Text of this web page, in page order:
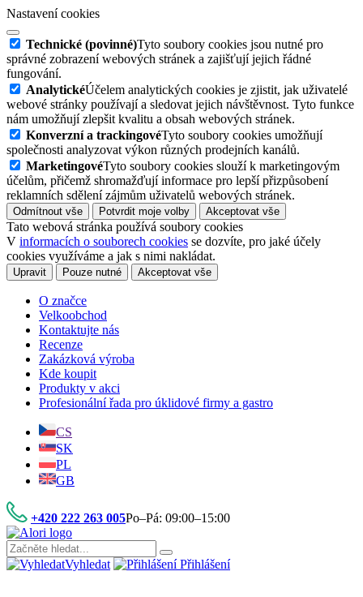
Nastavení cookies
Technické (povinné)Tyto soubory cookies jsou nutné pro
správné zobrazení webových stránek a zajišťují jejich řádné
fungování.
AnalytickéÚčelem analytických cookies je zjistit, jak uživatelé
webové stránky používají a sledovat jejich návštěvnost. Tyto funkce
nám umožňují zlepšit kvalitu a obsah webových stránek.
Konverzní a trackingovéTyto soubory cookies umožňují
společnosti analyzovat výkon různých prodejních kanálů.
MarketingovéTyto soubory cookies slouží k marketingovým
účelům, přičemž shromažďují informace pro lepší přizpůsobení
reklamních sdělení zájmům uživatelů webových stránek.
Odmítnout vše Potvrdit moje volby Akceptovat vše
Tato webová stránka používá soubory cookies
V informacích o souborech cookies se dozvíte, pro jaké účely
cookies využíváme a jak s nimi nakládat.
Upravit Pouze nutné Akceptovat vše
O značce
Velkoobchod
Kontaktujte nás
Recenze
Zakázková výroba
Kde koupit
Produkty v akci
Profesionální řada pro úklidové firmy a gastro
CS
SK
PL
GB
+420 222 263 005Po–Pá: 09:00–15:00
Vyhledat Přihlášení